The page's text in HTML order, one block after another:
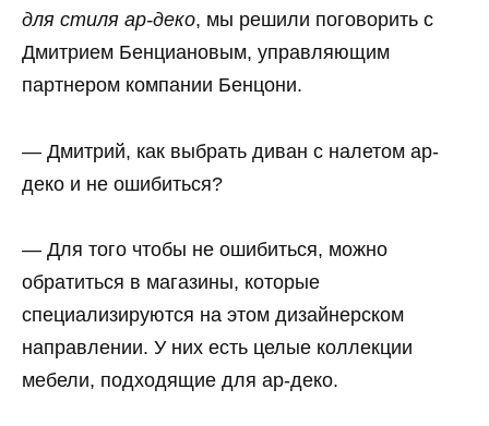
для стиля ар-деко, мы решили поговорить с
Дмитрием Бенциановым, управляющим
партнером компании Бенцони.
— Дмитрий, как выбрать диван с налетом ар-
деко и не ошибиться?
— Для того чтобы не ошибиться, можно
обратиться в магазины, которые
специализируются на этом дизайнерском
направлении. У них есть целые коллекции
мебели, подходящие для ар-деко.